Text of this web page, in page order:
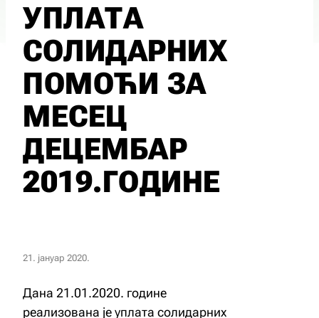
УПЛАТА
СОЛИДАРНИХ
ПОМОЋИ ЗА
МЕСЕЦ
ДЕЦЕМБАР
2019.ГОДИНЕ
21. јануар 2020.
Дана 21.01.2020. године
реализована је уплата солидарних